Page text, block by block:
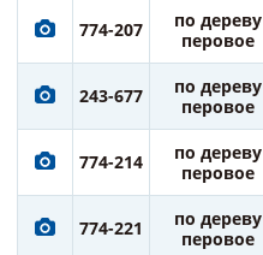
774-207
по дереву
перовое
243-677
по дереву
перовое
774-214
по дереву
перовое
774-221
по дереву
перовое